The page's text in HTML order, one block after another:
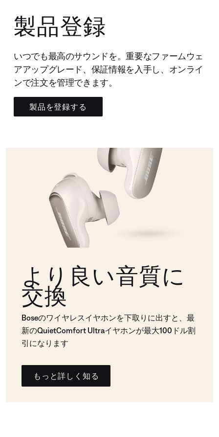
製品登録
いつでも最高のサウンドを。重要なファームウェ
アアップグレード、保証情報を入手し、オンライ
ンで注文を管理できます。
製品を登録する
より良い音質に
交換
Boseのワイヤレスイヤホンを下取りに出すと、最
新のQuietComfort Ultraイヤホンが最大100ドル割
引になります
もっと詳しく知る